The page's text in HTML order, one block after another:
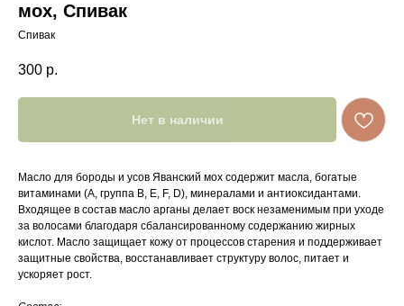
мох, Спивак
Спивак
300 р.
Нет в наличии
Масло для бороды и усов Яванский мох содержит масла, богатые
витаминами (A, группа B, E, F, D), минералами и антиоксидантами.
Входящее в состав масло арганы делает воск незаменимым при уходе
за волосами благодаря сбалансированному содержанию жирных
кислот. Масло защищает кожу от процессов старения и поддерживает
защитные свойства, восстанавливает структуру волос, питает и
ускоряет рост.